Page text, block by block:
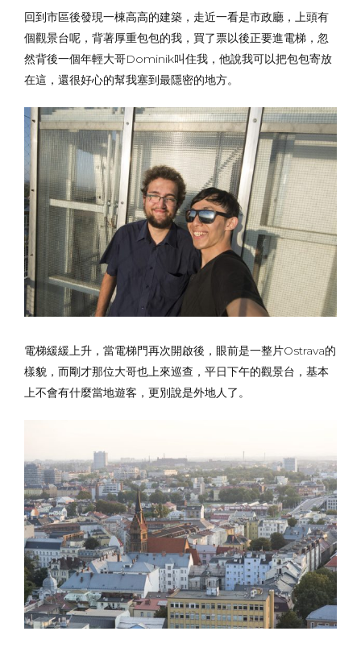
回到市區後發現一棟高高的建築，走近一看是市政廳，上頭有
個觀景台呢，背著厚重包包的我，買了票以後正要進電梯，忽
然背後一個年輕大哥Dominik叫住我，他說我可以把包包寄放
在這，還很好心的幫我塞到最隱密的地方。
電梯緩緩上升，當電梯門再次開啟後，眼前是一整片Ostrava的
樣貌，而剛才那位大哥也上來巡查，平日下午的觀景台，基本
上不會有什麼當地遊客，更別說是外地人了。